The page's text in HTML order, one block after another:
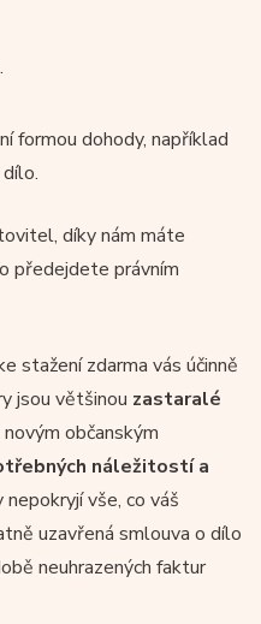
formou dohody, například
díky nám máte
předejdete právním
stažení zdarma vás účinně
jsou většinou zastaralé
občanským
náležitostí a
vše, co váš
uzavřená smlouva o dílo
neuhrazených faktur